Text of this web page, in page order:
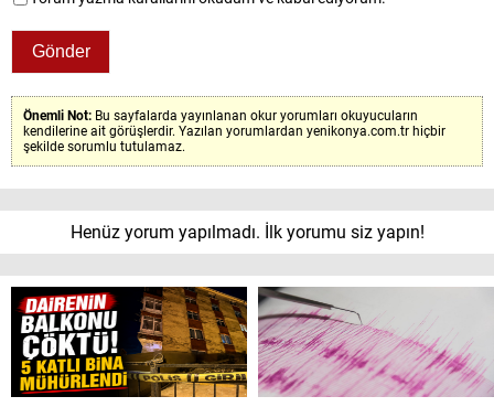
Önemli Not: Bu sayfalarda yayınlanan okur yorumları okuyucuların
kendilerine ait görüşlerdir. Yazılan yorumlardan yenikonya.com.tr hiçbir
şekilde sorumlu tutulamaz.
Henüz yorum yapılmadı. İlk yorumu siz yapın!